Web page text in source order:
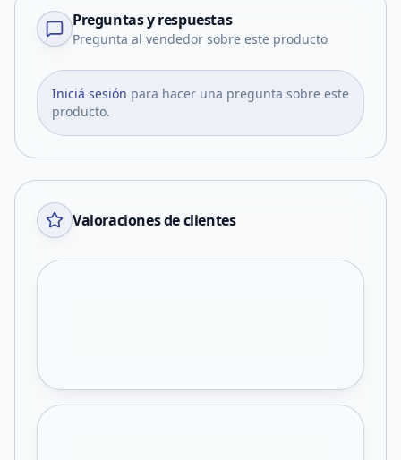
Preguntas y respuestas
Pregunta al vendedor sobre este producto
Iniciá sesión para hacer una pregunta sobre este
producto.
Valoraciones de clientes